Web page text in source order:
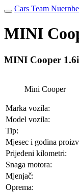
Cars Team
MINI
MINI Cooper
Mini Cooper
Marka vozila:
Model vozila:
Tip:
Mjesec i godina
Prijeđeni kilometri:
Snaga motora:
Mjenjač:
Oprema: